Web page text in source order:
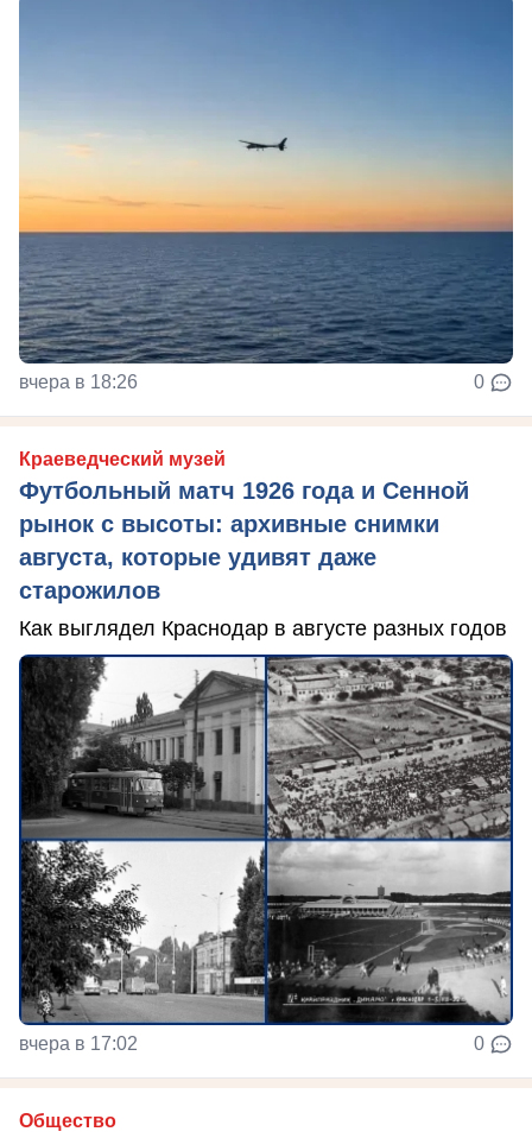
вчера в 18:26 0
Краеведческий музей
Футбольный матч 1926 года и Сенной
рынок с высоты: архивные снимки
августа, которые удивят даже
старожилов
Как выглядел Краснодар в августе разных годов
вчера в 17:02 0
Общество